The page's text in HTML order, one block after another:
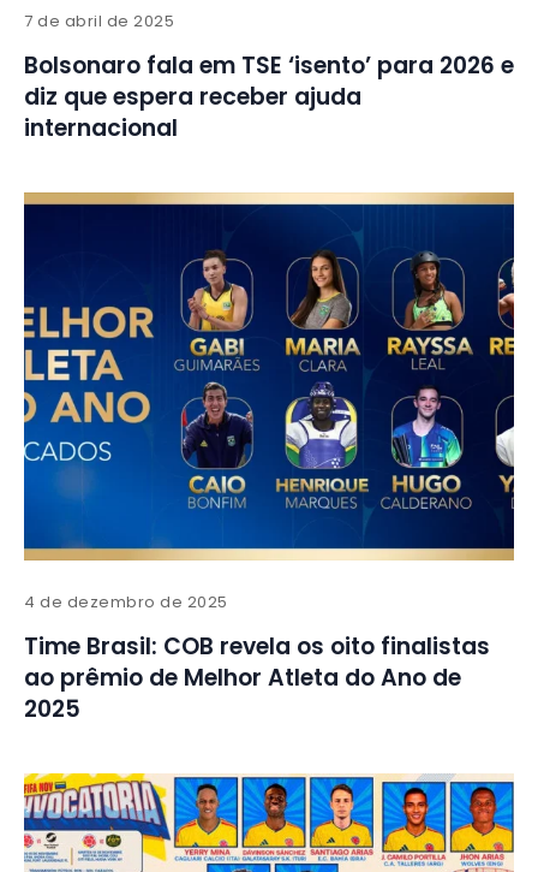
7 de abril de 2025
Bolsonaro fala em TSE ‘isento’ para 2026 e
diz que espera receber ajuda
internacional
4 de dezembro de 2025
Time Brasil: COB revela os oito finalistas
ao prêmio de Melhor Atleta do Ano de
2025